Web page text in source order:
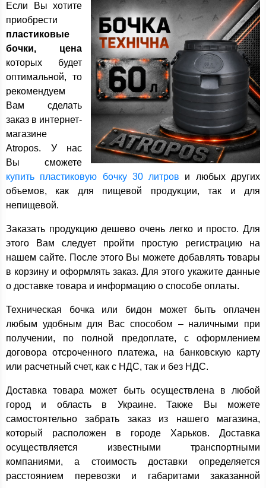
Если Вы хотите
приобрести
пластиковые
бочки, цена
которых будет
оптимальной, то
рекомендуем
Вам сделать
заказ в интернет-
магазине
Atropos. У нас
Вы сможете
купить пластиковую бочку 30 литров и любых других
объемов, как для пищевой продукции, так и для
непищевой.
Заказать продукцию дешево очень легко и просто. Для
этого Вам следует пройти простую регистрацию на
нашем сайте. После этого Вы можете добавлять товары
в корзину и оформлять заказ. Для этого укажите данные
о доставке товара и информацию о способе оплаты.
Техническая бочка или бидон может быть оплачен
любым удобным для Вас способом – наличными при
получении, по полной предоплате, с оформлением
договора отсроченного платежа, на банковскую карту
или расчетный счет, как с НДС, так и без НДС.
Доставка товара может быть осуществлена в любой
город и область в Украине. Также Вы можете
самостоятельно забрать заказ из нашего магазина,
который расположен в городе Харьков. Доставка
осуществляется известными транспортными
компаниями, а стоимость доставки определяется
расстоянием перевозки и габаритами заказанной